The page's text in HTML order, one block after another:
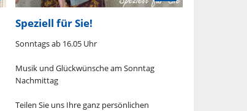
Speziell für Sie!
Sonntags ab 16.05 Uhr
Musik und Glückwünsche am Sonntag
Nachmittag
Teilen Sie uns Ihre ganz persönlichen